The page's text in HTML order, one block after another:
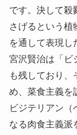
です。決して殺
さげるという植
を通して表現し
宮沢賢治は「ビ
も残しており、
め、菜食主義を
ビジテリアン（
なる肉食主義派